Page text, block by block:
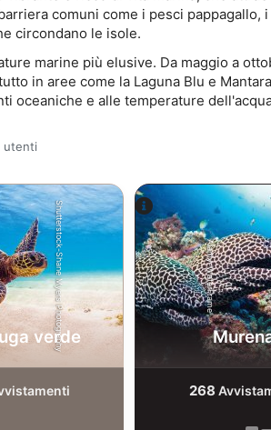
comuni come i pesci pappagallo,
circondano le isole.
marine più elusive. Da maggio a
in aree come la Laguna Blu e
oceaniche e alle temperature
utenti
Shutterstock-Shane Myers Photography
verde
Alamy-WaterFrame
268